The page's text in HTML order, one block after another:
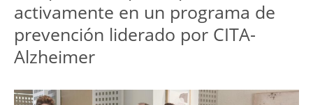
activamente en un programa de
prevención liderado por CITA-
Alzheimer